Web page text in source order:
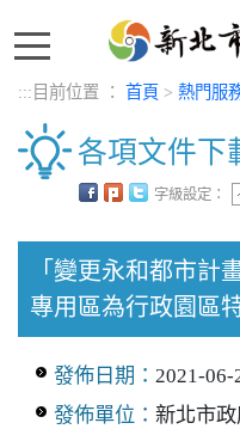
::: 目前位置 ： 首頁 > 熱門服
各項文件下
字級設定：
「變更永和都市計
專用區為行政園區
發佈日期： 2021-06-
發佈單位： 新北市